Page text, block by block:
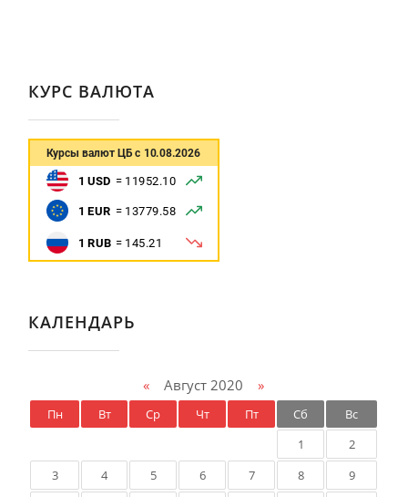
КУРС ВАЛЮТА
КАЛЕНДАРЬ
« Август 2020»
Пн Вт Ср Чт Пт Сб
Вс
1
2
3
4 5 6 7 8
9